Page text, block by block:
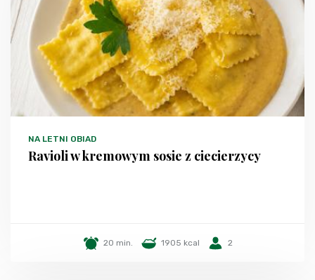
NA LETNI OBIAD
Ravioli w kremowym sosie z ciecierzycy
20 min. 1905 kcal 2